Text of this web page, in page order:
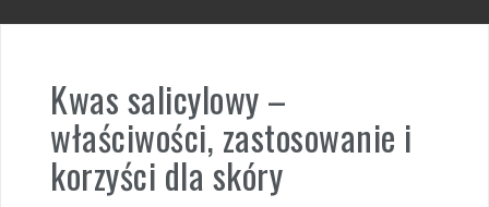
Kwas salicylowy –
właściwości, zastosowanie i
korzyści dla skóry